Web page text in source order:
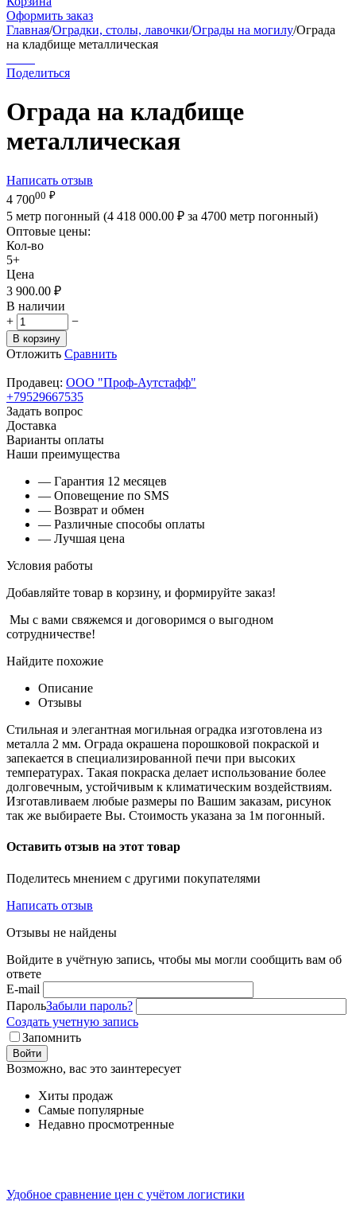
Оформить заказ
Главная/Оградки, столы, лавочки/Ограды на могилу/Ограда
на кладбище металлическая
Поделиться
Ограда на кладбище
металлическая
Написать отзыв
4 70000 ₽
5 метр погонный (4 418 000.00 ₽ за 4700 метр погонный)
Оптовые цены:
Кол-во
5+
Цена
3 900.00 ₽
В наличии
+
−
В корзину
Отложить Сравнить
Продавец: ООО "Проф-Аутстафф"
+79529667535
Задать вопрос
Доставка
Варианты оплаты
Наши преимущества
— Гарантия 12 месяцев
— Оповещение по SMS
— Возврат и обмен
— Различные способы оплаты
— Лучшая цена
Условия работы
Добавляйте товар в корзину, и формируйте заказ!
Мы с вами свяжемся и договоримся о выгодном
сотрудничестве!
Найдите похожие
Описание
Отзывы
Стильная и элегантная могильная оградка изготовлена из
металла 2 мм. Ограда окрашена порошковой покраской и
запекается в специализированной печи при высоких
температурах. Такая покраска делает использование более
долговечным, устойчивым к климатическим воздействиям.
Изготавливаем любые размеры по Вашим заказам, рисунок
так же выбираете Вы. Стоимость указана за 1м погонный.
Оставить отзыв на этот товар
Поделитесь мнением с другими покупателями
Написать отзыв
Отзывы не найдены
Войдите в учётную запись, чтобы мы могли сообщить вам об
ответе
E-mail
ПарольЗабыли пароль?
Создать учетную запись
Запомнить
Войти
Возможно, вас это заинтересует
Хиты продаж
Самые популярные
Недавно просмотренные
Удобное сравнение цен с учётом логистики